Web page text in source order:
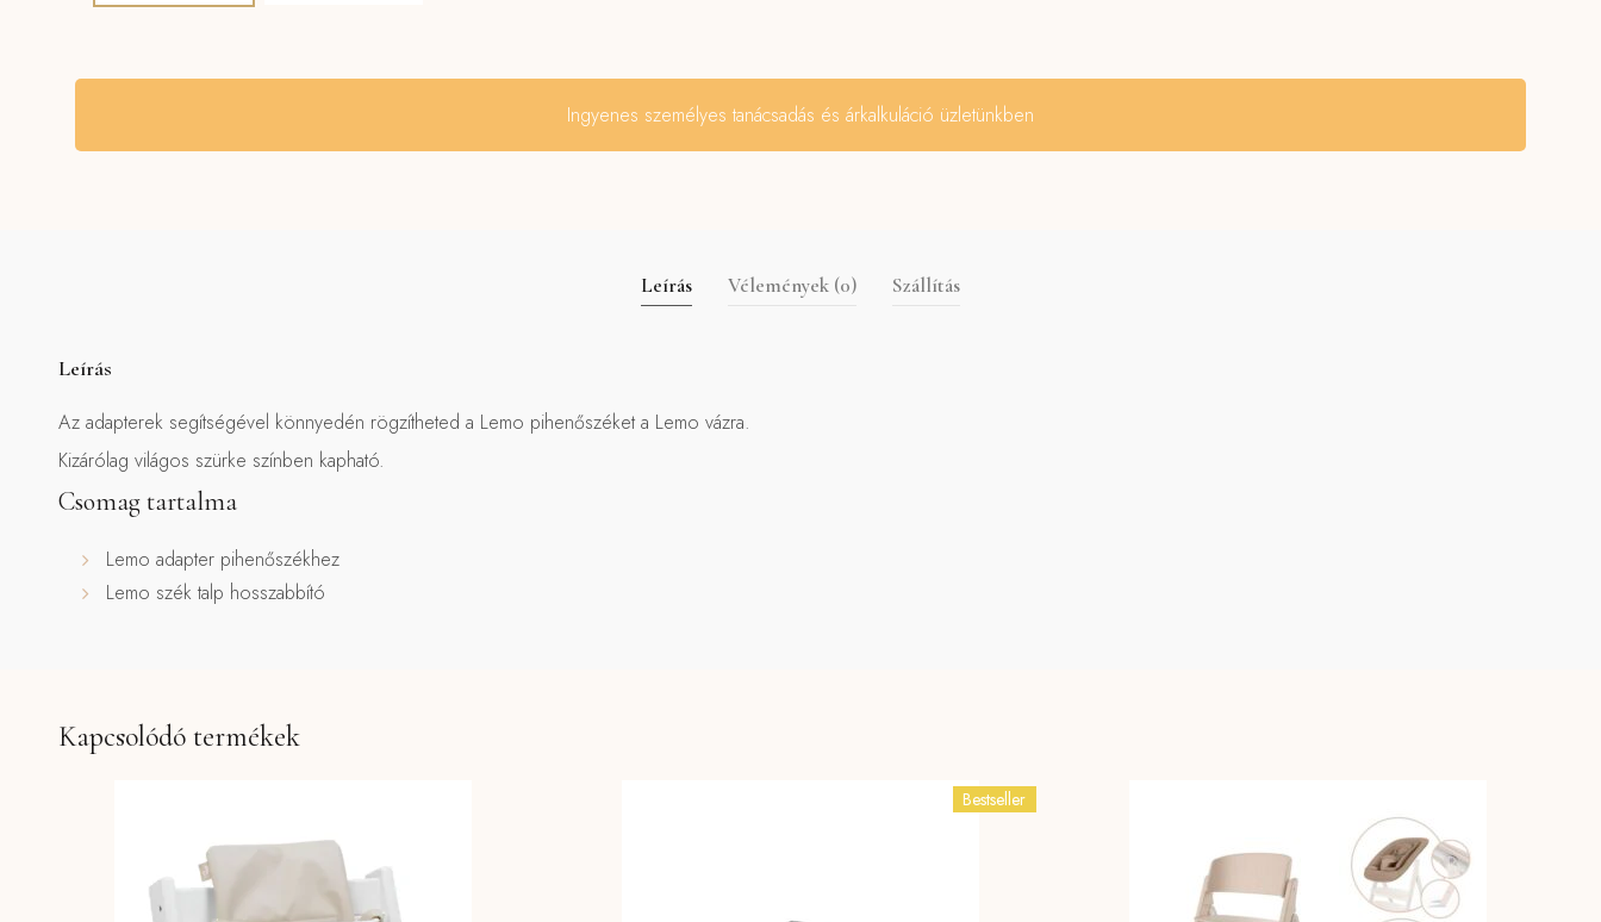
Ingyenes személyes tanácsadás és árkalkuláció üzletünkben
Leírás Vélemények (0) Szállítás
Leírás
Az adapterek segítségével könnyedén rögzítheted a Lemo pihenőszéket a Lemo vázra.
Kizárólag világos szürke színben kapható.
Csomag tartalma
Lemo adapter pihenőszékhez
Lemo szék talp hosszabbító
Kapcsolódó termékek
Bestseller